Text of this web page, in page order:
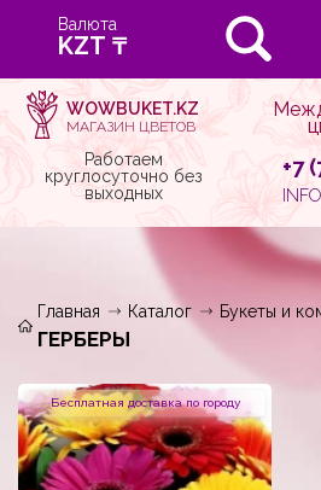
Валюта
WOWBUKET.KZ
МАГАЗИН ЦВЕТОВ
Работаем
круглосуточно без
выходных
+7
Главная Каталог Букеты и
ГЕРБЕРЫ
Бесплатная доставка по городу